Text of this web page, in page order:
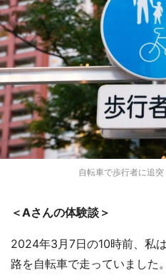
自転車で歩行者に追突
＜Aさんの体験談＞
2024年3月7日の10時前、私
路を自転車で走っていました。